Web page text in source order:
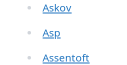
Askov
Asp
Assentoft